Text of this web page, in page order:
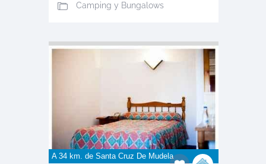
Camping y Bungalows
A 34 km. de Santa Cruz De Mudela